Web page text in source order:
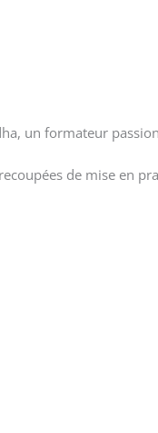
un formateur
de mise en